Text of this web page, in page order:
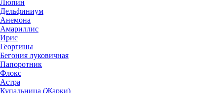
Люпин
Дельфиниум
Анемона
Амариллис
Ирис
Георгины
Бегония луковичная
Папоротник
Флокс
Астра
Купальница (Жарки)